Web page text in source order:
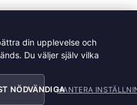
COOKIEPOLICY
KURSER I SÖMNAD OCH
35, 791 71 Falun Copyright
din upplevelse och
Du väljer själv vilka
NÖDVÄNDIGAHANTERA